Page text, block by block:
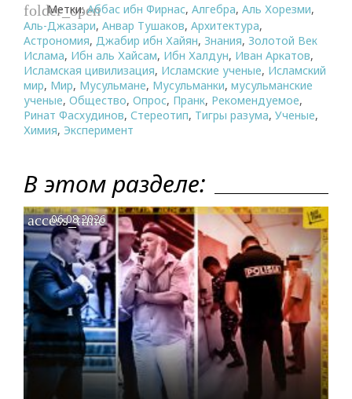
folder_open
Метки:Аббас ибн Фирнас, Алгебра, Аль Хорезми,
Аль-Джазари, Анвар Тушаков, Архитектура,
Астрономия, Джабир ибн Хайян, Знания, Золотой Век
Ислама, Ибн аль Хайсам, Ибн Халдун, Иван Аркатов,
Исламская цивилизация, Исламские ученые, Исламский
мир, Мир, Мусульмане, Мусульманки, мусульманские
ученые, Общество, Опрос, Пранк, Рекомендуемое,
Ринат Фасхудинов, Стереотип, Тигры разума, Ученые,
Химия, Эксперимент
В этом разделе:
access_time
06.08.2026